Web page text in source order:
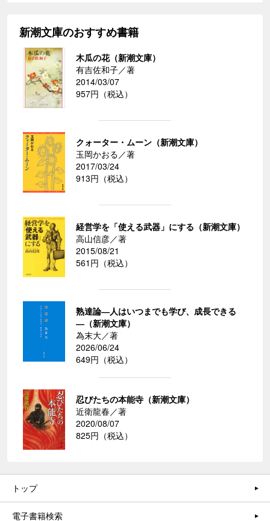
新潮文庫のおすすめ書籍
木瓜の花（新潮文庫）
有吉佐和子／著
2014/03/07
957円（税込）
クォーター・ムーン（新潮文庫）
玉岡かおる／著
2017/03/24
913円（税込）
経営学を「使える武器」にする（新潮文庫）
高山信彦／著
2015/08/21
561円（税込）
熟達論―人はいつまでも学び、成長できる
―（新潮文庫）
為末大／著
2026/06/24
649円（税込）
忍びたちの本能寺（新潮文庫）
近衛龍春／著
2020/08/07
825円（税込）
トップ
電子書籍検索